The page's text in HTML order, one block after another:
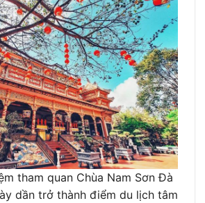
tham quan Chùa Nam Sơn Đà
dần trở thành điểm du lịch tâm